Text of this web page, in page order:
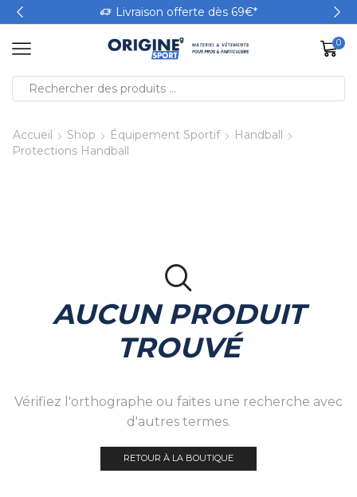
Livraison offerte dès 69€*
0
Accueil Shop Équipement Sportif
Handball
Protections Handball
AUCUN PRODUIT
TROUVÉ
Vérifiez l'orthographe ou faites une recherche avec
d'autres termes.
RETOUR À LA BOUTIQUE